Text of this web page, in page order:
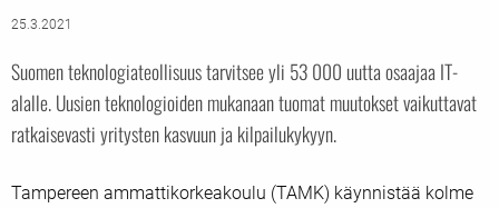
25.3.2021
Suomen teknologiateollisuus tarvitsee yli 53 000 uutta osaajaa IT-
alalle. Uusien teknologioiden mukanaan tuomat muutokset vaikuttavat
ratkaisevasti yritysten kasvuun ja kilpailukykyyn.
Tampereen ammattikorkeakoulu (TAMK) käynnistää kolme